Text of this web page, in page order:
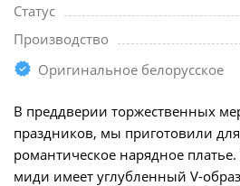
Статус
Производство
Оригинальное белорусское
В преддверии торжественных
праздников, мы приготовили для
романтическое нарядное
миди имеет углубленный V-